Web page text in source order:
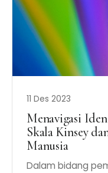
11 Des 2023
Menavigasi
Skala Kinsey
Manusia
Dalam bidang